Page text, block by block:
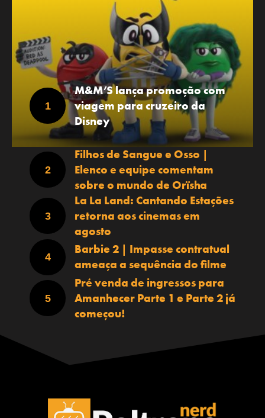
M&M’S lança promoção com
viagem para cruzeiro da
Disney
Filhos de Sangue e Osso |
Elenco e equipe comentam
sobre o mundo de Orïsha
La La Land: Cantando Estações
retorna aos cinemas em
agosto
Barbie 2 | Impasse contratual
ameaça a sequência do filme
Pré venda de ingressos para
Amanhecer Parte 1 e Parte 2 já
começou!